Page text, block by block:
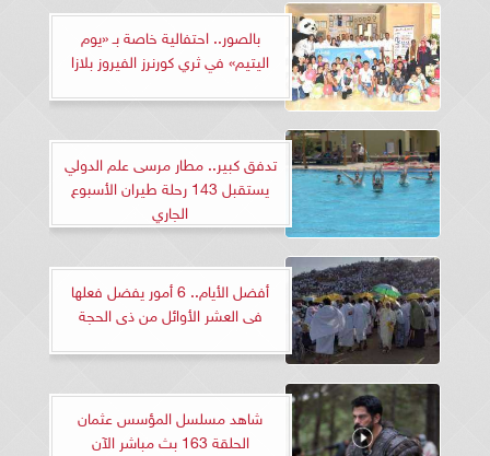
بالصور.. احتفالية خاصة بـ «يوم
اليتيم» في ثري كورنرز الفيروز بلازا
تدفق كبير.. مطار مرسى علم الدولي
يستقبل 143 رحلة طيران الأسبوع
الجاري
أفضل الأيام.. 6 أمور يفضل فعلها
فى العشر الأوائل من ذى الحجة
شاهد مسلسل المؤسس عثمان
الحلقة 163 بث مباشر الآن